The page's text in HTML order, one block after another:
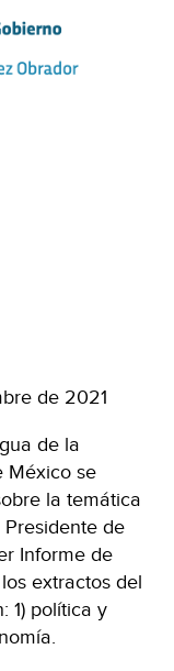
de 2021
de la
México se
la temática
de
Informe de
extractos del
1) política y